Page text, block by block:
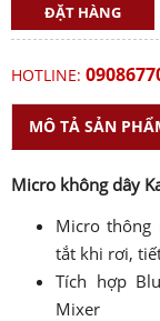
ĐẶT HÀNG
HOTLINE:
MÔ TẢ SẢN
Micro không dây
Micro thông
tắt khi rơi,
Tích hợp
Mixer